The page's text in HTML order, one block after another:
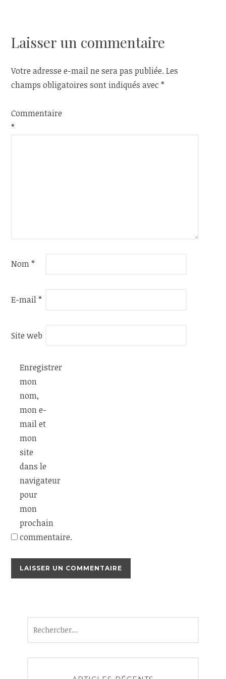
l’article
Laisser un commentaire
Votre adresse e-mail ne sera pas publiée. Les
champs obligatoires sont indiqués avec*
Commentaire
*
Nom*
E-mail*
Site web
Enregistrer
mon
nom,
mon e-
mail et
mon
site
dans le
navigateur
pour
mon
prochain
commentaire.